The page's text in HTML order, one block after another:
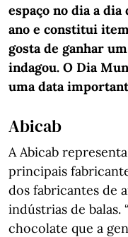
espaço no dia a
ano e constitui
gosta de ganhar
indagou. O Dia
uma data
Abicab
A Abicab
principais
dos fabricantes de
indústrias de balas.
chocolate que a